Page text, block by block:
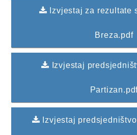
Izvjestaj za rezultate
Breza.pdf
Izvjestaj
Izvjestaj
2019. GODINA
2017. GODINA
2016. GODINA
2014. GODINA